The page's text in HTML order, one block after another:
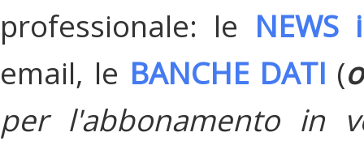
professionale: le
email, le BANCHE DATI (
per l'abbonamento in